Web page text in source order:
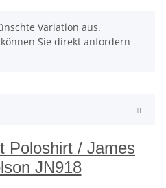
Variation aus.
Sie direkt anfordern
Poloshirt / James
JN918